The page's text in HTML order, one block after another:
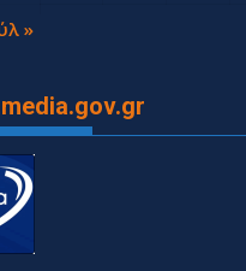
»